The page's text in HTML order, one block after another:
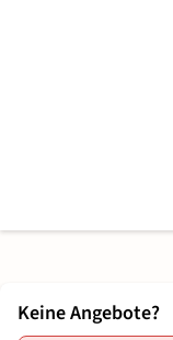
Keine Angebote?